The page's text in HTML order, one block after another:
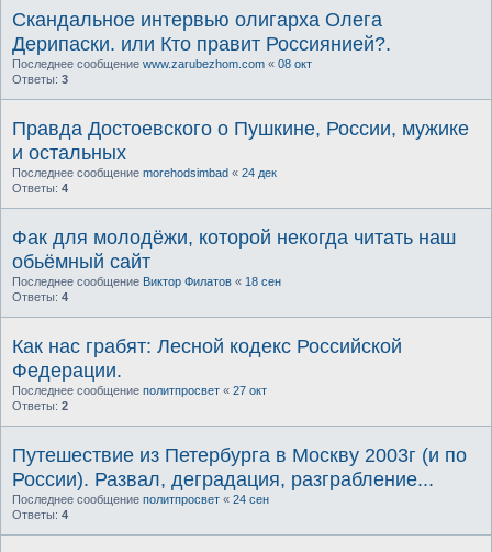
Скандальное интервью олигарха Олега
Дерипаски. или Кто правит Россиянией?.
Последнее сообщение www.zarubezhom.com « 08 окт
Ответы: 3
Правда Достоевского о Пушкине, России, мужике
и остальных
Последнее сообщение morehodsimbad « 24 дек
Ответы: 4
Фак для молодёжи, которой некогда читать наш
обьёмный сайт
Последнее сообщение Виктор Филатов « 18 сен
Ответы: 4
Как нас грабят: Лесной кодекс Российской
Федерации.
Последнее сообщение политпросвет « 27 окт
Ответы: 2
Путешествие из Петербурга в Москву 2003г (и по
России). Развал, деградация, разграбление...
Последнее сообщение политпросвет « 24 сен
Ответы: 4